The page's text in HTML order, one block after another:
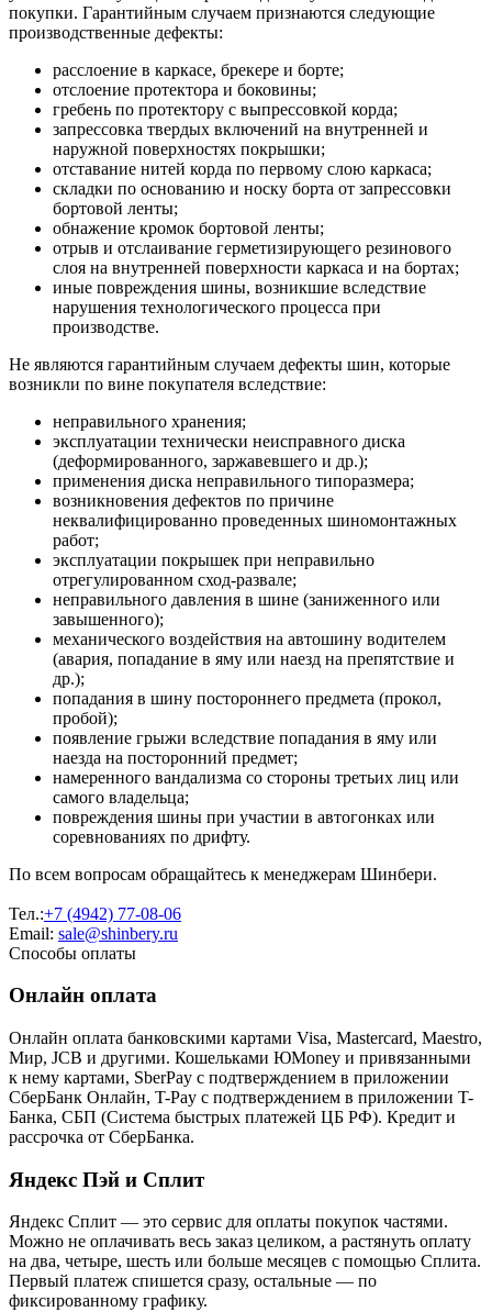
покупки. Гарантийным случаем признаются следующие
производственные дефекты:
расслоение в каркасе, брекере и борте;
отслоение протектора и боковины;
гребень по протектору с выпрессовкой корда;
запрессовка твердых включений на внутренней и
наружной поверхностях покрышки;
отставание нитей корда по первому слою каркаса;
складки по основанию и носку борта от запрессовки
бортовой ленты;
обнажение кромок бортовой ленты;
отрыв и отслаивание герметизирующего резинового
слоя на внутренней поверхности каркаса и на бортах;
иные повреждения шины, возникшие вследствие
нарушения технологического процесса при
производстве.
Не являются гарантийным случаем дефекты шин, которые
возникли по вине покупателя вследствие:
неправильного хранения;
эксплуатации технически неисправного диска
(деформированного, заржавевшего и др.);
применения диска неправильного типоразмера;
возникновения дефектов по причине
неквалифицированно проведенных шиномонтажных
работ;
эксплуатации покрышек при неправильно
отрегулированном сход-развале;
неправильного давления в шине (заниженного или
завышенного);
механического воздействия на автошину водителем
(авария, попадание в яму или наезд на препятствие и
др.);
попадания в шину постороннего предмета (прокол,
пробой);
появление грыжи вследствие попадания в яму или
наезда на посторонний предмет;
намеренного вандализма со стороны третьих лиц или
самого владельца;
повреждения шины при участии в автогонках или
соревнованиях по дрифту.
По всем вопросам обращайтесь к менеджерам Шинбери.
Тел.:+7 (4942) 77-08-06
Email: sale@shinbery.ru
Способы оплаты
Онлайн оплата
Онлайн оплата банковскими картами Visa, Mastercard, Maestro,
Мир, JCB и другими. Кошельками ЮMoney и привязанными
к нему картами, SberPay с подтверждением в приложении
СберБанк Онлайн, T-Pay с подтверждением в приложении T-
Банка, СБП (Система быстрых платежей ЦБ РФ). Кредит и
рассрочка от СберБанка.
Яндекс Пэй и Сплит
Яндекс Cплит — это сервис для оплаты покупок частями.
Можно не оплачивать весь заказ целиком, а растянуть оплату
на два, четыре, шесть или больше месяцев с помощью Сплита.
Первый платеж спишется сразу, остальные — по
фиксированному графику.